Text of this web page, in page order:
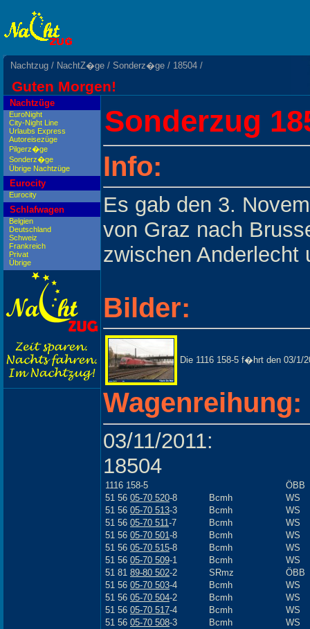
Nachtzug / NachtZ�ge / Sonderz�ge / 18504 /
Guten Morgen!
Nachtzüge
EuroNight
City-Night Line
Urlaubs Express
Autoreisezüge
Pilgerz�ge
Sonderz�ge
Übrige Nachtzüge
Eurocity
Eurocity
Schlafwagen
Belgien
Deutschland
Schweiz
Frankreich
Privat
Übrige
Sonderzug
Info:
Es gab den 3.
von Graz nach
zwischen Anderlecht
Bilder:
Die 1116 158-5 f�hrt den 03/1/
Wagenreihung:
03/11/2011:
18504
1116 158-5
ÖBB
51 56 05-70 520-8 Bcmh
WS
51 56 05-70 513-3 Bcmh
WS
51 56 05-70 511-7 Bcmh
WS
51 56 05-70 501-8 Bcmh
WS
51 56 05-70 515-8 Bcmh
WS
51 56 05-70 509-1 Bcmh
WS
51 81 89-80 502-2 SRmz
ÖBB
51 56 05-70 503-4 Bcmh
WS
51 56 05-70 504-2 Bcmh
WS
51 56 05-70 517-4 Bcmh
WS
51 56 05-70 508-3 Bcmh
WS